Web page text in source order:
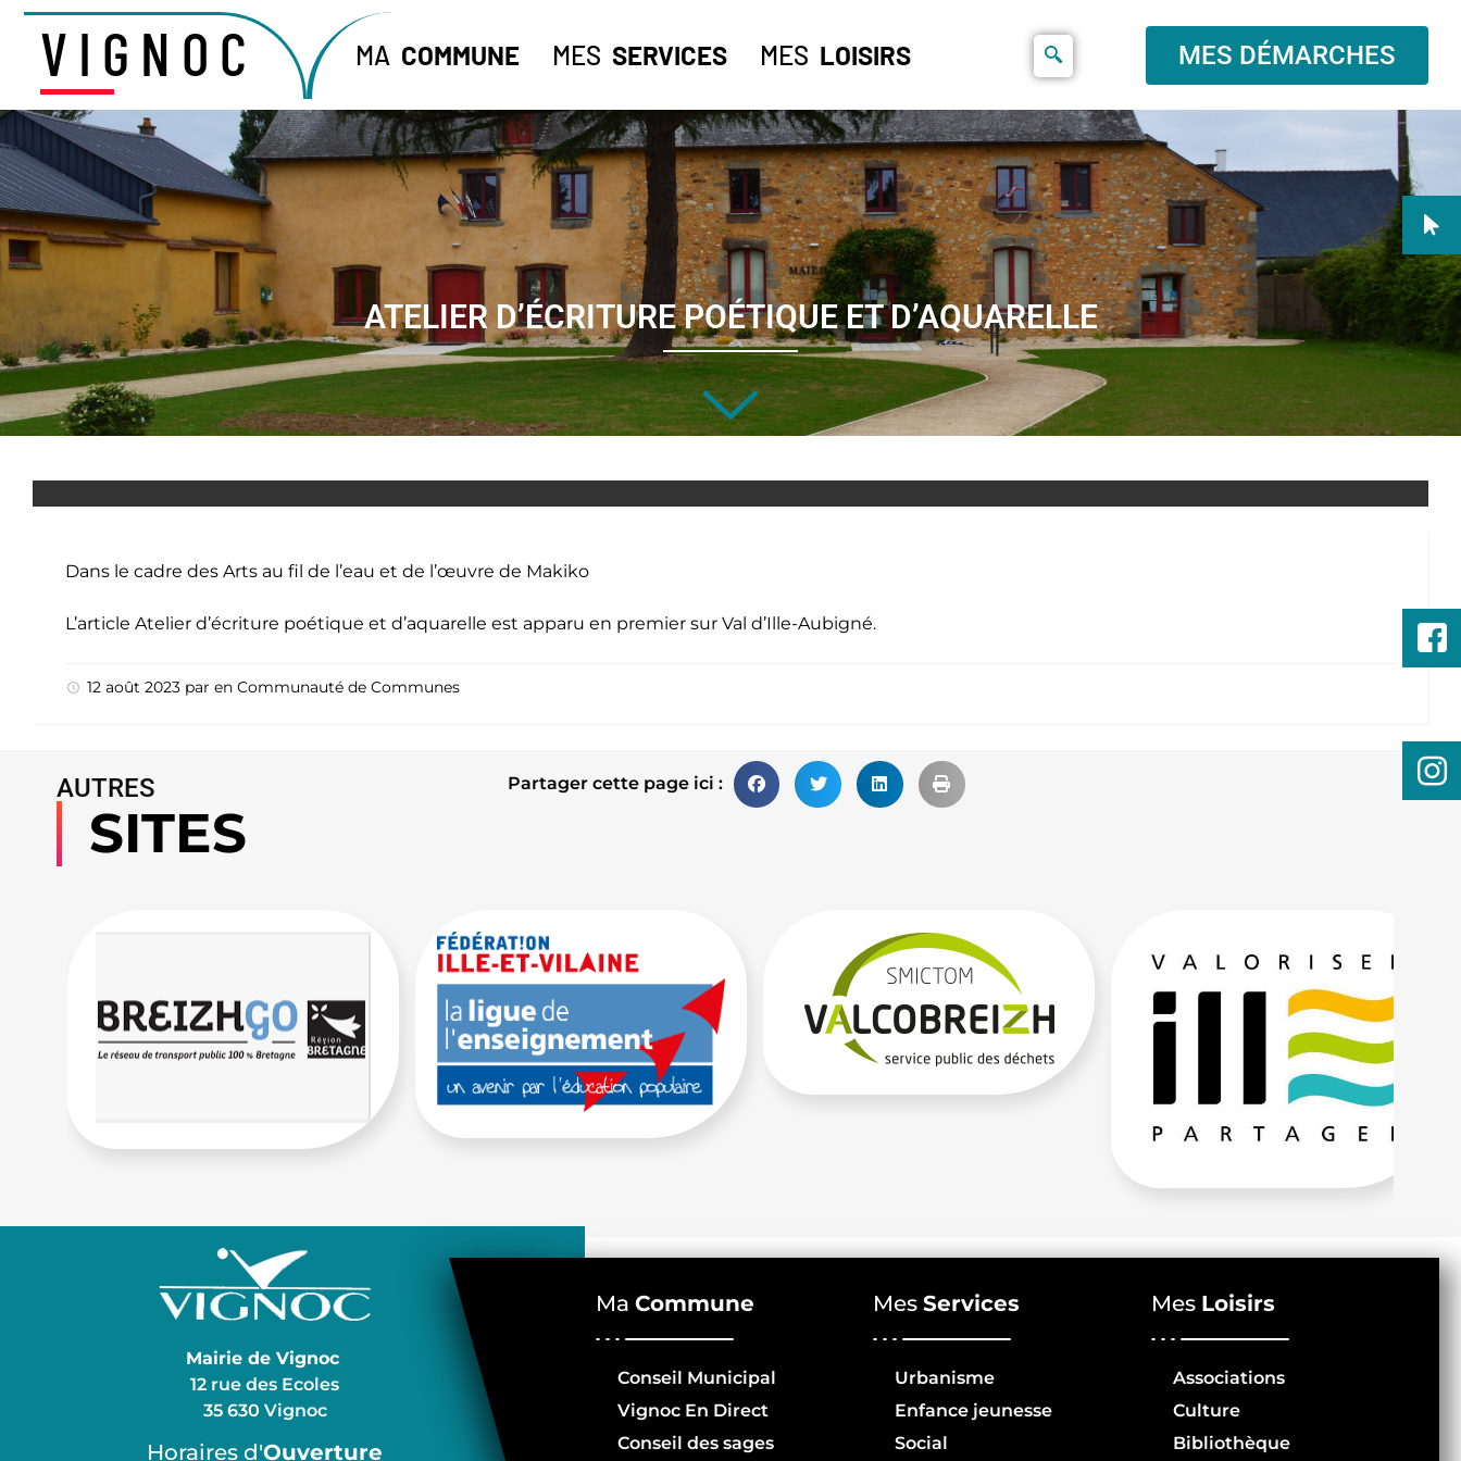
VIGNOC MA COMMUNE MES SERVICES MES LOISIRS MES DÉMARCHES
ATELIER D’ÉCRITURE POÉTIQUE ET D’AQUARELLE
Dans le cadre des Arts au fil de l’eau et de l’œuvre de Makiko
L’article Atelier d’écriture poétique et d’aquarelle est apparu en premier sur Val d’Ille-Aubigné.
12 août 2023 par en Communauté de Communes
Partager cette page ici :
AUTRES
SITES
Mairie de Vignoc
12 rue des Ecoles
35 630 Vignoc
Horaires d'Ouverture
Ma Commune
Conseil Municipal
Vignoc En Direct
Conseil des sages
MesServices
Urbanisme
Enfance jeunesse
Social
Mes Loisirs
Associations
Culture
Bibliothèque